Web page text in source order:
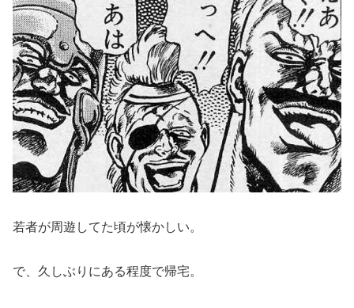
若者が周遊してた頃が懐かしい。
で、久しぶりにある程度で帰宅。